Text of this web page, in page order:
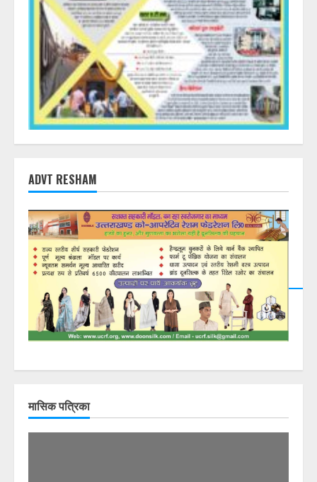
ADVT RESHAM
मासिक पत्रिका